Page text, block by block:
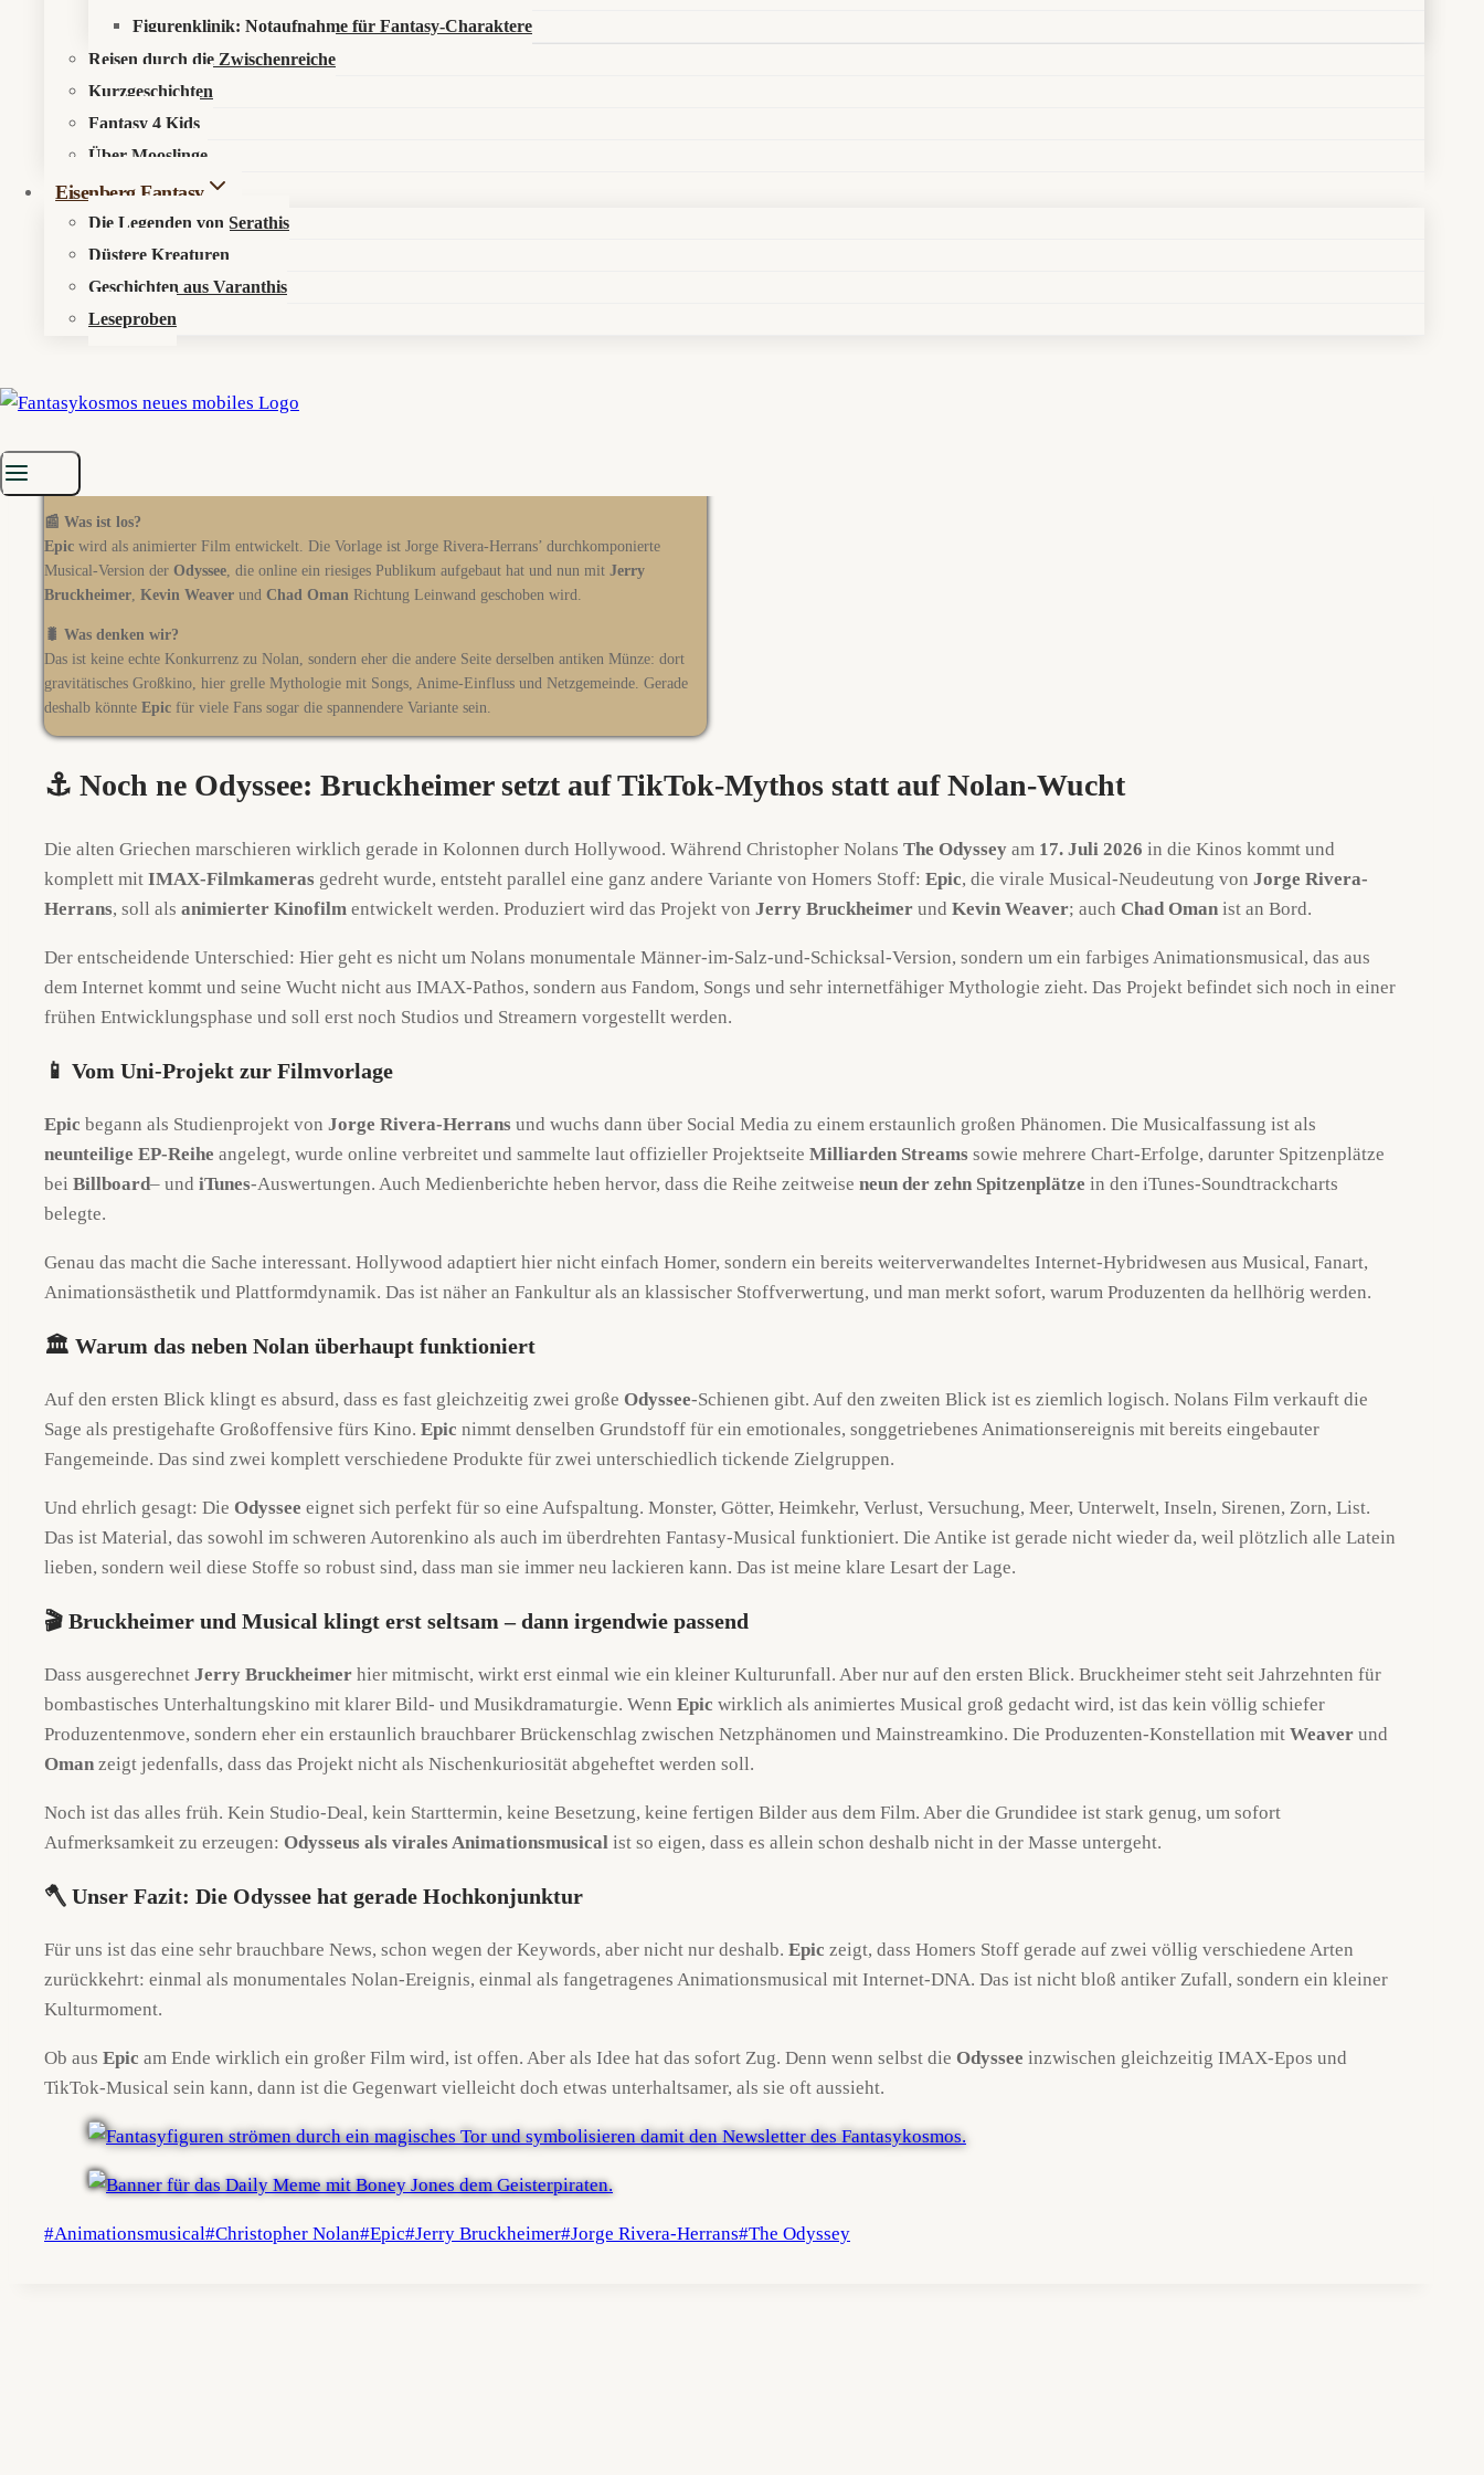
Figurenklinik: Notaufnahme für Fantasy-Charaktere
Reisen durch die Zwischenreiche
Kurzgeschichten
Fantasy 4 Kids
Über Mooslinge
Eisenberg Fantasy
Die Legenden von Serathis
Düstere Kreaturen
Geschichten aus Varanthis
Leseproben
Startseite»Aktuelles
📰 Was ist los?
Epic wird als animierter Film entwickelt. Die Vorlage ist Jorge Rivera-Herrans’ durchkomponierte
Musical-Version der Odyssee, die online ein riesiges Publikum aufgebaut hat und nun mit Jerry
Bruckheimer, Kevin Weaver und Chad Oman Richtung Leinwand geschoben wird.
🐛 Was denken wir?
Das ist keine echte Konkurrenz zu Nolan, sondern eher die andere Seite derselben antiken Münze: dort
gravitätisches Großkino, hier grelle Mythologie mit Songs, Anime-Einfluss und Netzgemeinde. Gerade
deshalb könnte Epic für viele Fans sogar die spannendere Variante sein.
⚓ Noch ne Odyssee: Bruckheimer setzt auf TikTok-Mythos statt auf Nolan-Wucht
Die alten Griechen marschieren wirklich gerade in Kolonnen durch Hollywood. Während Christopher Nolans The Odyssey am 17. Juli 2026 in die Kinos kommt und
komplett mit IMAX-Filmkameras gedreht wurde, entsteht parallel eine ganz andere Variante von Homers Stoff: Epic, die virale Musical-Neudeutung von Jorge Rivera-
Herrans, soll als animierter Kinofilm entwickelt werden. Produziert wird das Projekt von Jerry Bruckheimer und Kevin Weaver; auch Chad Oman ist an Bord.
Der entscheidende Unterschied: Hier geht es nicht um Nolans monumentale Männer-im-Salz-und-Schicksal-Version, sondern um ein farbiges Animationsmusical, das aus
dem Internet kommt und seine Wucht nicht aus IMAX-Pathos, sondern aus Fandom, Songs und sehr internetfähiger Mythologie zieht. Das Projekt befindet sich noch in einer
frühen Entwicklungsphase und soll erst noch Studios und Streamern vorgestellt werden.
📱 Vom Uni-Projekt zur Filmvorlage
Epic begann als Studienprojekt von Jorge Rivera-Herrans und wuchs dann über Social Media zu einem erstaunlich großen Phänomen. Die Musicalfassung ist als
neunteilige EP-Reihe angelegt, wurde online verbreitet und sammelte laut offizieller Projektseite Milliarden Streams sowie mehrere Chart-Erfolge, darunter Spitzenplätze
bei Billboard– und iTunes-Auswertungen. Auch Medienberichte heben hervor, dass die Reihe zeitweise neun der zehn Spitzenplätze in den iTunes-Soundtrackcharts
belegte.
Genau das macht die Sache interessant. Hollywood adaptiert hier nicht einfach Homer, sondern ein bereits weiterverwandeltes Internet-Hybridwesen aus Musical, Fanart,
Animationsästhetik und Plattformdynamik. Das ist näher an Fankultur als an klassischer Stoffverwertung, und man merkt sofort, warum Produzenten da hellhörig werden.
🏛️ Warum das neben Nolan überhaupt funktioniert
Auf den ersten Blick klingt es absurd, dass es fast gleichzeitig zwei große Odyssee-Schienen gibt. Auf den zweiten Blick ist es ziemlich logisch. Nolans Film verkauft die
Sage als prestigehafte Großoffensive fürs Kino. Epic nimmt denselben Grundstoff für ein emotionales, songgetriebenes Animationsereignis mit bereits eingebauter
Fangemeinde. Das sind zwei komplett verschiedene Produkte für zwei unterschiedlich tickende Zielgruppen.
Und ehrlich gesagt: Die Odyssee eignet sich perfekt für so eine Aufspaltung. Monster, Götter, Heimkehr, Verlust, Versuchung, Meer, Unterwelt, Inseln, Sirenen, Zorn, List.
Das ist Material, das sowohl im schweren Autorenkino als auch im überdrehten Fantasy-Musical funktioniert. Die Antike ist gerade nicht wieder da, weil plötzlich alle Latein
lieben, sondern weil diese Stoffe so robust sind, dass man sie immer neu lackieren kann. Das ist meine klare Lesart der Lage.
🎬 Bruckheimer und Musical klingt erst seltsam – dann irgendwie passend
Dass ausgerechnet Jerry Bruckheimer hier mitmischt, wirkt erst einmal wie ein kleiner Kulturunfall. Aber nur auf den ersten Blick. Bruckheimer steht seit Jahrzehnten für
bombastisches Unterhaltungskino mit klarer Bild- und Musikdramaturgie. Wenn Epic wirklich als animiertes Musical groß gedacht wird, ist das kein völlig schiefer
Produzentenmove, sondern eher ein erstaunlich brauchbarer Brückenschlag zwischen Netzphänomen und Mainstreamkino. Die Produzenten-Konstellation mit Weaver und
Oman zeigt jedenfalls, dass das Projekt nicht als Nischenkuriosität abgeheftet werden soll.
Noch ist das alles früh. Kein Studio-Deal, kein Starttermin, keine Besetzung, keine fertigen Bilder aus dem Film. Aber die Grundidee ist stark genug, um sofort
Aufmerksamkeit zu erzeugen: Odysseus als virales Animationsmusical ist so eigen, dass es allein schon deshalb nicht in der Masse untergeht.
🪓 Unser Fazit: Die Odyssee hat gerade Hochkonjunktur
Für uns ist das eine sehr brauchbare News, schon wegen der Keywords, aber nicht nur deshalb. Epic zeigt, dass Homers Stoff gerade auf zwei völlig verschiedene Arten
zurückkehrt: einmal als monumentales Nolan-Ereignis, einmal als fangetragenes Animationsmusical mit Internet-DNA. Das ist nicht bloß antiker Zufall, sondern ein kleiner
Kulturmoment.
Ob aus Epic am Ende wirklich ein großer Film wird, ist offen. Aber als Idee hat das sofort Zug. Denn wenn selbst die Odyssee inzwischen gleichzeitig IMAX-Epos und
TikTok-Musical sein kann, dann ist die Gegenwart vielleicht doch etwas unterhaltsamer, als sie oft aussieht.
Schlagworte:
#Animationsmusical#Christopher Nolan#Epic#Jerry Bruckheimer#Jorge Rivera-Herrans#The Odyssey